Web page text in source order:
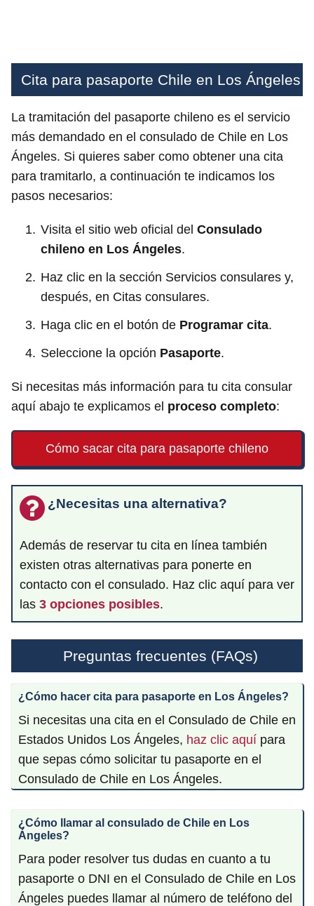
Cita para pasaporte Chile en Los Ángeles
La tramitación del pasaporte chileno es el servicio
más demandado en el consulado de Chile en Los
Ángeles. Si quieres saber como obtener una cita
para tramitarlo, a continuación te indicamos los
pasos necesarios:
Visita el sitio web oficial del Consulado
chileno en Los Ángeles.
Haz clic en la sección Servicios consulares y,
después, en Citas consulares.
Haga clic en el botón de Programar cita.
Seleccione la opción Pasaporte.
Si necesitas más información para tu cita consular
aquí abajo te explicamos el proceso completo:
Cómo sacar cita para pasaporte chileno
¿Necesitas una alternativa?
Además de reservar tu cita en línea también
existen otras alternativas para ponerte en
contacto con el consulado. Haz clic aquí para ver
las 3 opciones posibles.
Preguntas frecuentes (FAQs)
¿Cómo hacer cita para pasaporte en Los Ángeles?
Si necesitas una cita en el Consulado de Chile en
Estados Unidos Los Ángeles, haz clic aquí para
que sepas cómo solicitar tu pasaporte en el
Consulado de Chile en Los Ángeles.
¿Cómo llamar al consulado de Chile en Los
Ángeles?
Para poder resolver tus dudas en cuanto a tu
pasaporte o DNI en el Consulado de Chile en Los
Ángeles puedes llamar al número de teléfono del